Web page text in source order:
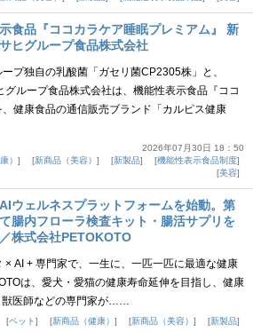
食品『ココカラケア睡眠プレミアム』 新
ヒグループ食品株式会社
プ独自の乳酸菌「ガセリ菌CP2305株」と、
グループ食品株式会社は、機能性表示食品『ココ
健康食品の通信販売ブランド「カルピス健康
2026年07月30日 18：50
） 新商品（美容） 新製品
機能性表示食品制度
美容
ウェルネスプラットフォームを始動。第
腸内フローラ検査キット・腸活サプリを
株式会社PETOKOTO
× AI + 専門家で、一生に、一匹一匹に最適な健康
は、愛犬・愛猫の健康寿命延伸を目指し、健康
獣医師などの専門家が……
ペット 新商品（健康） 新商品（美容） 新製品